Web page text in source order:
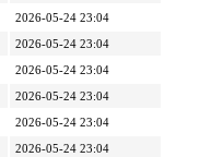
2026-05-24 23:04
2026-05-24 23:04
2026-05-24 23:04
2026-05-24 23:04
2026-05-24 23:04
2026-05-24 23:04